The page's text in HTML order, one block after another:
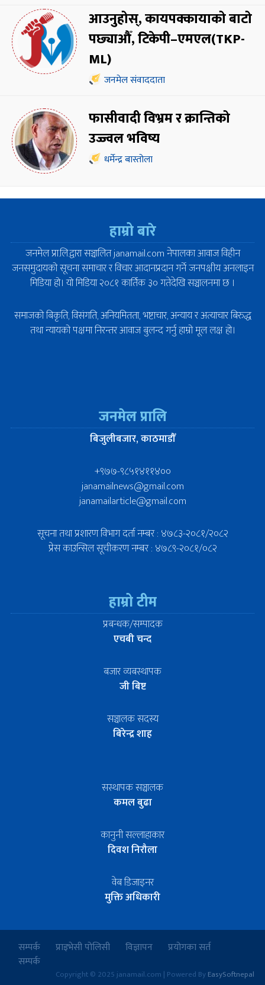
आउनुहोस्, कायपक्कायाको बाटो
पछ्याऔँ, टिकेपी–एमएल(TKP-
ML)
जनमेल संवाददाता
फासीवादी विभ्रम र क्रान्तिको
उज्ज्वल भविष्य
धर्मेन्द्र बास्तोला
हाम्रो बारे
जनमेल प्रा.लि.द्वारा सञ्चालित janamail.com नेपालका आवाज विहीन
जनसमुदायको सूचना समाचार र विचार आदानप्रदान गर्ने जनपक्षीय अनलाइन
मिडिया हो। यो मिडिया २०८१ कार्तिक ३० गतेदेखि सञ्चालनमा छ ।
समाजको बिकृति, विसंगति, अनियमितता, भष्टाचार, अन्याय र अत्याचार बिरुद्ध
तथा न्यायको पक्षमा निरन्तर आवाज बुलन्द गर्नु हाम्रो मूल लक्ष हो।
जनमेल प्रालि
बिजुलीबजार, काठमाडौँ
+९७७-९८५१४११४००
janamailnews@gmail.com
janamailarticle@gmail.com
सूचना तथा प्रशारण विभाग दर्ता नम्बर : ४७८३-२०८१/२०८२
प्रेस काउन्सिल सूचीकरण नम्बर : ४७८९-२०८१/०८२
हाम्रो टीम
प्रबन्धक/सम्पादक
एचबी चन्द
बजार व्यबस्थापक
जी बिष्ट
सञ्चालक सदस्य
बिरेन्द्र शाह
सस्थापक सञ्चालक
कमल बुढा
कानुनी सल्लाहाकार
दिवश निरौला
वेब डिजाइनर
मुक्ति अधिकारी
सम्पर्क प्राइभेसी पोलिसी विज्ञापन
प्रयोगका सर्त
सम्पर्क
Copyright © 2025 janamail.com | Powered ByEasySoftnepal